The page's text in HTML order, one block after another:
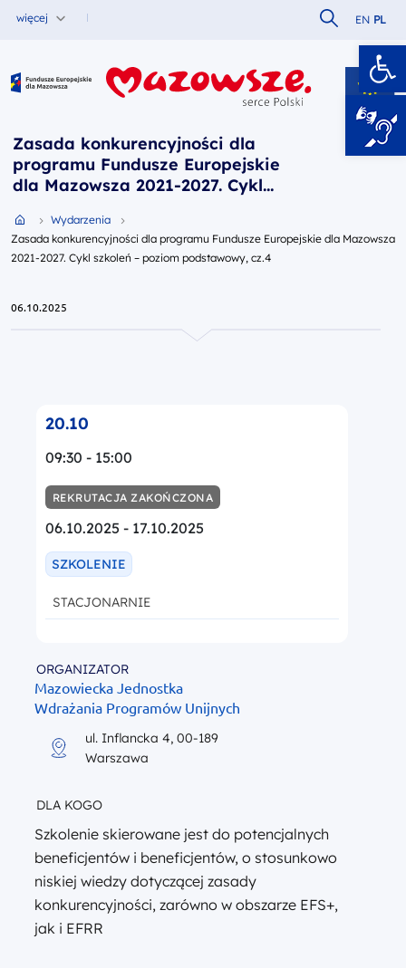
więcej Szukaj w
EN PL
Fundusze Europejskie dla Mazowsza
Zasada konkurencyjności dla
programu Fundusze Europejskie
dla Mazowsza 2021-2027. Cykl
cz.4Przejdź do strony głównej portalu
Wydarzenia
Zasada konkurencyjności dla programu Fundusze Europejskie dla Mazowsza
2021-2027. Cykl szkoleń – poziom podstawowy, cz.4
06.10.2025
DLA KOGO
Szkolenie skierowane jest do potencjalnych
beneficjentów i beneficjentów, o stosunkowo
niskiej wiedzy dotyczącej zasady
konkurencyjności, zarówno w obszarze EFS+,
jak i EFRR
20.10
09:30 - 15:00
REKRUTACJA ZAKOŃCZONA
06.10.2025 - 17.10.2025
SZKOLENIE
STACJONARNIE
ORGANIZATOR
Mazowiecka Jednostka
Wdrażania Programów Unijnych
ul. Inflancka 4, 00-189
Warszawa